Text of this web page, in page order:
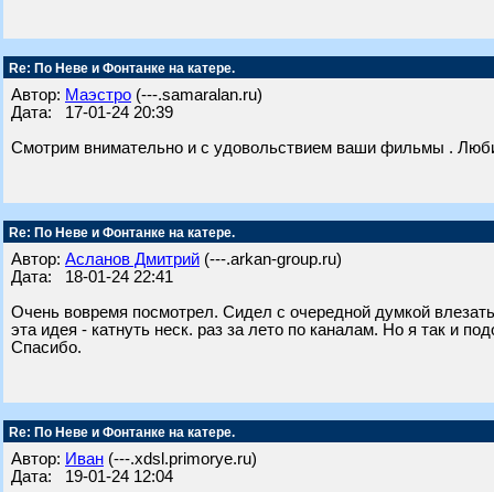
Re: По Неве и Фонтанке на катере.
Автор: Маэстро (---.samaralan.ru)
Дата: 17-01-24 20:39
Смотрим внимательно и с удовольствием ваши фильмы .
Re: По Неве и Фонтанке на катере.
Автор: Асланов Дмитрий (---.arkan-group.ru)
Дата: 18-01-24 22:41
Очень вовремя посмотрел. Сидел с очередной думкой
эта идея - катнуть неск. раз за лето по каналам. Но я так и
Спасибо.
Re: По Неве и Фонтанке на катере.
Автор: Иван (---.xdsl.primorye.ru)
Дата: 19-01-24 12:04